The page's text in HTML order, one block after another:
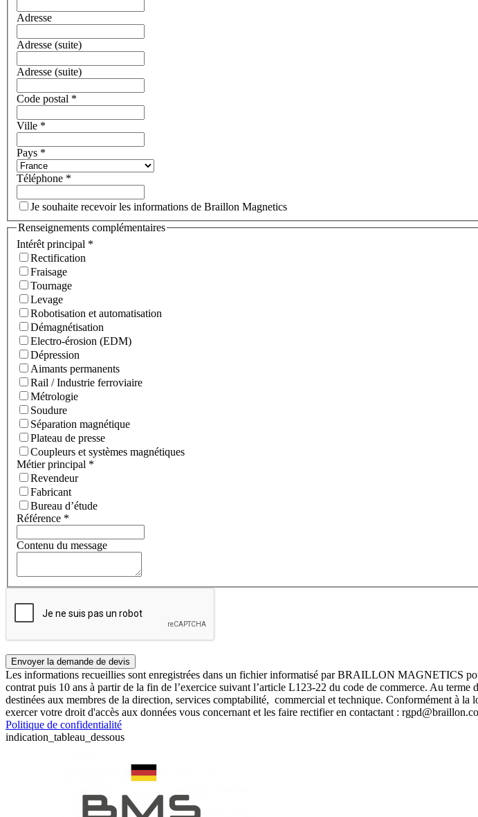
Adresse
Adresse (suite)
Adresse (suite)
Code postal *
Ville *
Pays *
Téléphone *
Je souhaite recevoir les informations de Braillon Magnetics
Renseignements complémentaires
Intérêt principal *
Rectification
Fraisage
Tournage
Levage
Robotisation et automatisation
Démagnétisation
Electro-érosion (EDM)
Dépression
Aimants permanents
Rail / Industrie ferroviaire
Métrologie
Soudure
Séparation magnétique
Plateau de presse
Coupleurs et systèmes magnétiques
Métier principal *
Revendeur
Fabricant
Bureau d’étude
Référence *
Contenu du message
Les informations recueillies sont enregistrées dans un fichier informatisé par BRAILLON MAGNETICS
contrat puis 10 ans à partir de la fin de l’exercice suivant l’article L123-22 du code de commerce. Au
destinées aux membres de la direction, services comptabilité, commercial et technique. Conformément à
exercer votre droit d'accès aux données vous concernant et les faire rectifier en contactant :
Politique de confidentialité
indication_tableau_dessous